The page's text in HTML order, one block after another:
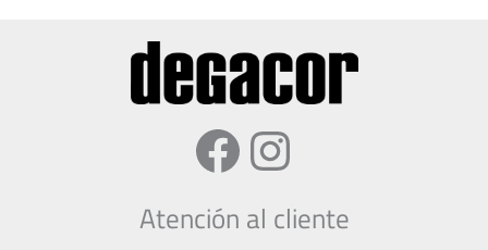
Facebook
Instagram
Atención al cliente